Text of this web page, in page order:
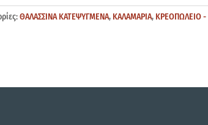
ΘΑΛΑΣΣΙΝΑ ΚΑΤΕΨΥΓΜΕΝΑ, ΚΑΛΑΜΑΡΙΑ, ΚΡΕΟΠΩΛΕΙΟ -